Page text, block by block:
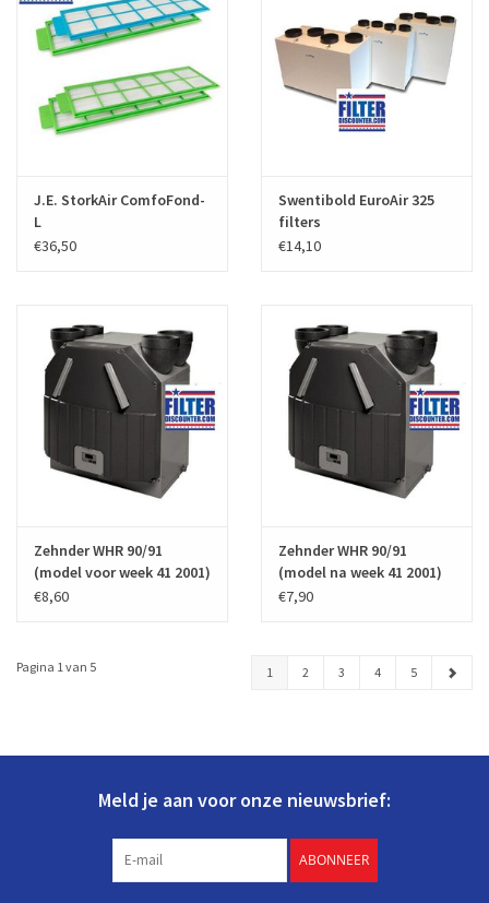
J.E. StorkAir ComfoFond-
L
€36,50
Swentibold EuroAir 325
filters
€14,10
Zehnder WHR 90/91
(model voor week 41 2001)
€8,60
Zehnder WHR 90/91
(model na week 41 2001)
€7,90
Pagina 1 van 5 1 2 3 4 5
Meld je aan voor onze nieuwsbrief:
ABONNEER